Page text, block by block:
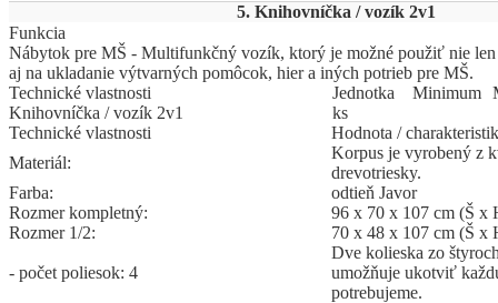
5. Knihovníčka / vozík 2v1
Funkcia
Nábytok pre MŠ - Multifunkčný vozík, ktorý je možné použiť nie
aj na ukladanie výtvarných pomôcok, hier a iných potrieb pre MŠ.
Technické vlastnosti
Jed­not­ka Mi­ni­mum
Knihovníčka / vozík 2v1
ks
Technické vlastnosti
Hodnota /
Materiál:
Korpus je vyrobený z
drevotriesky.
Farba:
odtieň Javor
Rozmer kompletný:
96 x 70 x 107 cm (Š x
Rozmer 1/2:
70 x 48 x 107 cm (Š x
- počet poliesok: 4
Dve kolieska zo
umožňuje ukotviť
potrebujeme.